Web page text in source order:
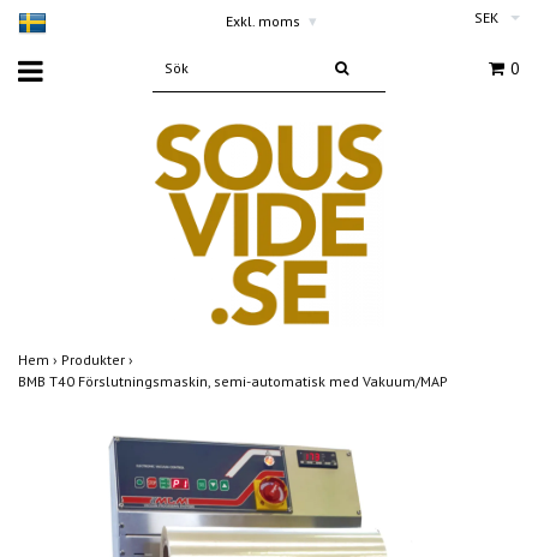
Exkl. moms ▾ SEK
0
Hem › Produkter ›
BMB T40 Förslutningsmaskin, semi-automatisk med Vakuum/MAP